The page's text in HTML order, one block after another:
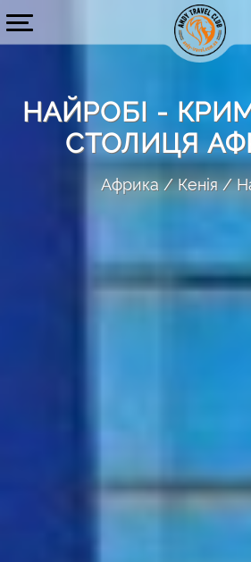
НАЙРОБІ -
СТОЛИЦЯ
Африка Кенія